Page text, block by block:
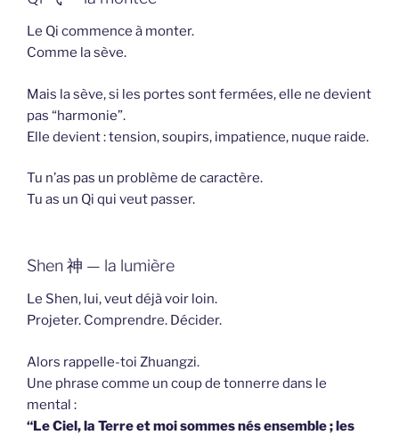
Le Qi commence à monter.
Comme la sève.
Mais la sève, si les portes sont fermées, elle ne devient
pas “harmonie”.
Elle devient : tension, soupirs, impatience, nuque raide.
Tu n’as pas un problème de caractère.
Tu as un Qi qui veut passer.
Shen 神 — la lumière
Le Shen, lui, veut déjà voir loin.
Projeter. Comprendre. Décider.
Alors rappelle-toi Zhuangzi.
Une phrase comme un coup de tonnerre dans le
mental :
“Le Ciel, la Terre et moi sommes nés ensemble ; les